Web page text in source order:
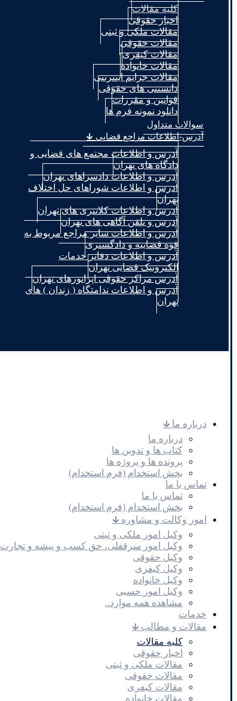
کلیه مقالات
اخبار حقوقی
مقالات ملکی و ثبتی
مقالات حقوقی
مقالات کیفری
مقالات خانواده
مقالات جرایم اینترنتی
دانستنی های حقوقی
قوانین و مقررات
دانلود نمونه فرم ها
سوالات متداول
آدرس-اطلاعات مراجع قضایی 🡳
آدرس و اطلاعات مجتمع های قضایی و
دادگاه های تهران
آدرس و اطلاعات دادسراهای تهران
آدرس و اطلاعات شوراهای حل اختلاف
تهران
آدرس و اطلاعات کلانتری های تهران
آدرس و تلفن آگاهی های تهران
آدرس و اطلاعات سایر مراجع مربوط به
قوه قضاییه و دادگستری
آدرس و اطلاعات دفاتر خدمات
الکترونیک قضایی تهران
آدرس مراکز حقوقی اپراتورهای تهران
آدرس و اطلاعات ندامتگاه ( زندان ) های
تهران
درباره ما 🡳
درباره ما
کتاب ها و تدوین ها
پرونده ها و پروژه ها
بخش استخدام (فرم استخدام)
تماس با ما
تماس با ما
بخش استخدام (فرم استخدام)
امور وکالت و مشاوره 🡳
وکیل امور ملکی و ثبتی
وکیل امور سرقفلی، حق کسب و پیشه و تجارت
وکیل حقوقی
وکیل کیفری
وکیل خانواده
وکیل امور حسبی
مشاهده همه موارد..
خدمات
مقالات و مطالب 🡳
کلیه مقالات
اخبار حقوقی
مقالات ملکی و ثبتی
مقالات حقوقی
مقالات کیفری
مقالات خانواده